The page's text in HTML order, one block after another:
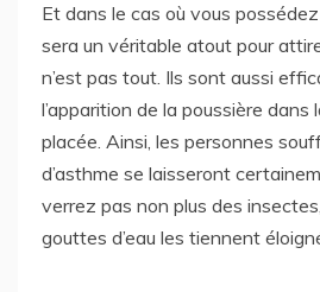
Et dans le cas où vous
sera un véritable atout pour
n’est pas tout. Ils sont aussi
l’apparition de la poussière dans
placée. Ainsi, les personnes
d’asthme se laisseront
verrez pas non plus des
gouttes d’eau les tiennent